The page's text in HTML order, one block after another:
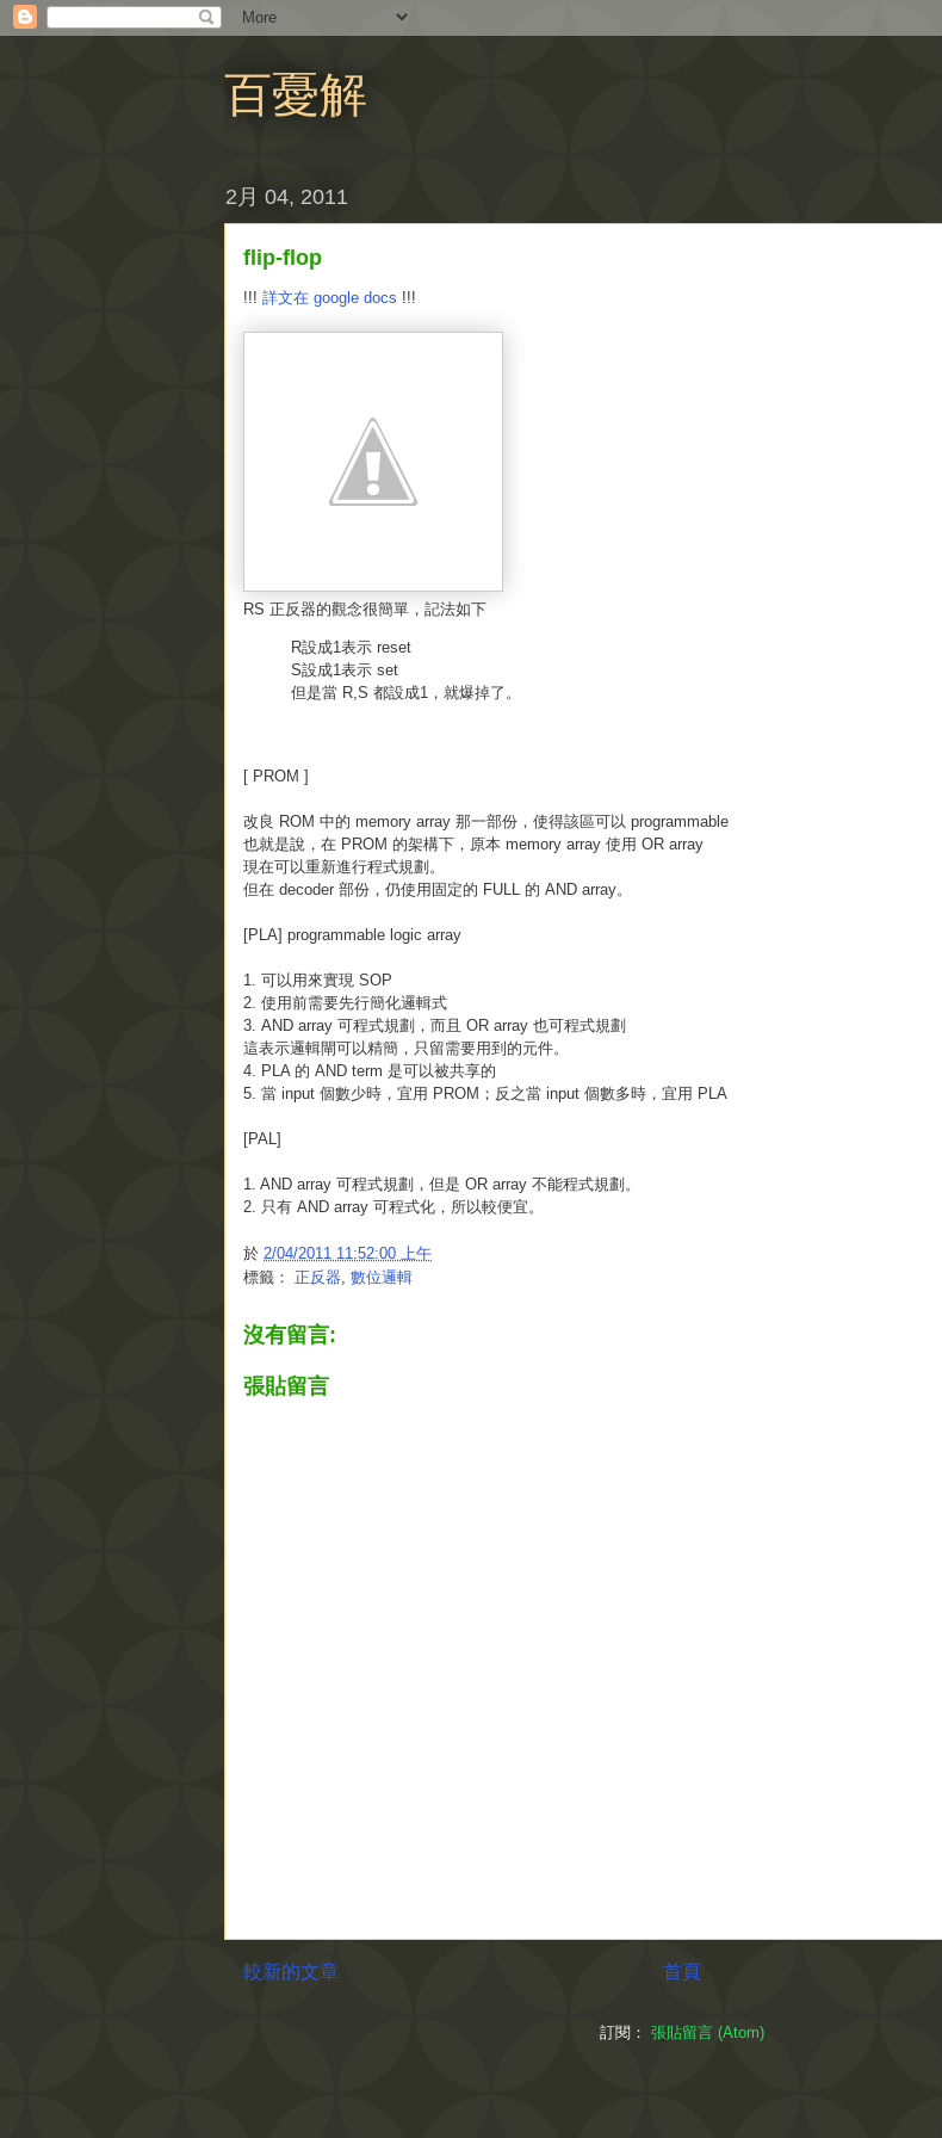
百憂解
2月 04, 2011
flip-flop
!!! 詳文在 google docs !!!
RS 正反器的觀念很簡單，記法如下
R設成1表示 reset
S設成1表示 set
但是當 R,S 都設成1，就爆掉了。
[ PROM ]
改良 ROM 中的 memory array 那一部份，使得該區可以 programmable
也就是說，在 PROM 的架構下，原本 memory array 使用 OR array
現在可以重新進行程式規劃。
但在 decoder 部份，仍使用固定的 FULL 的 AND array。
[PLA] programmable logic array
1. 可以用來實現 SOP
2. 使用前需要先行簡化邏輯式
3. AND array 可程式規劃，而且 OR array 也可程式規劃
這表示邏輯閘可以精簡，只留需要用到的元件。
4. PLA 的 AND term 是可以被共享的
5. 當 input 個數少時，宜用 PROM；反之當 input 個數多時，宜用 PLA
[PAL]
1. AND array 可程式規劃，但是 OR array 不能程式規劃。
2. 只有 AND array 可程式化，所以較便宜。
於 2/04/2011 11:52:00 上午
標籤： 正反器 數位邏輯
沒有留言:
張貼留言
較新的文章 首頁
訂閱： 張貼留言 (Atom)